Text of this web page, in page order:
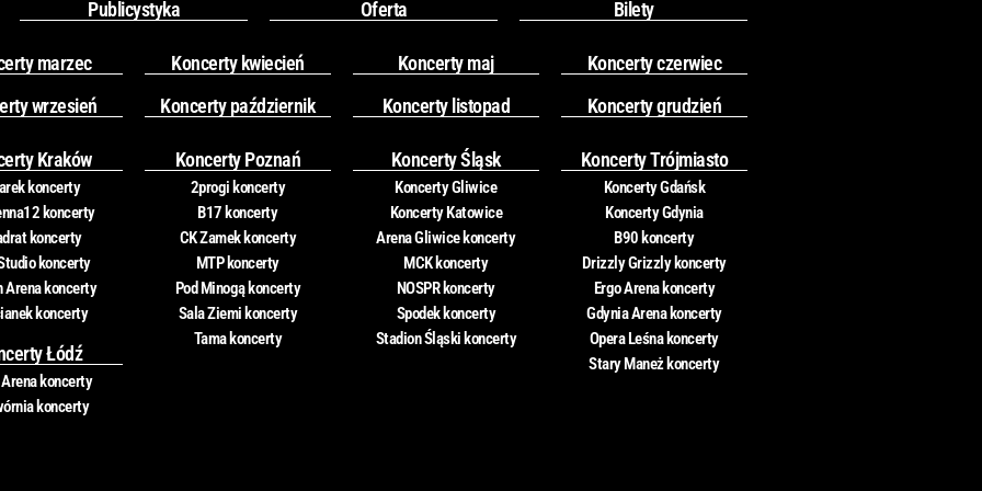
Publicystyka Oferta Bilety
marzec Koncerty kwiecień Koncerty maj
Koncerty czerwiec
wrzesień
Koncerty październik Koncerty listopad Koncerty grudzień
Kraków
koncerty
koncerty
koncerty
koncerty
Arena koncerty
koncerty
Łódź
koncerty
koncerty
Koncerty Poznań
2progi koncerty
B17 koncerty
CK Zamek koncerty
MTP koncerty
Pod Minogą koncerty
Sala Ziemi koncerty
Tama koncerty
Koncerty Śląsk
Koncerty Gliwice
Koncerty Katowice
Arena Gliwice koncerty
MCK koncerty
NOSPR koncerty
Spodek koncerty
Stadion Śląski koncerty
Koncerty Trójmiasto
Koncerty Gdańsk
Koncerty Gdynia
B90 koncerty
Drizzly Grizzly koncerty
Ergo Arena koncerty
Gdynia Arena koncerty
Opera Leśna koncerty
Stary Maneż koncerty